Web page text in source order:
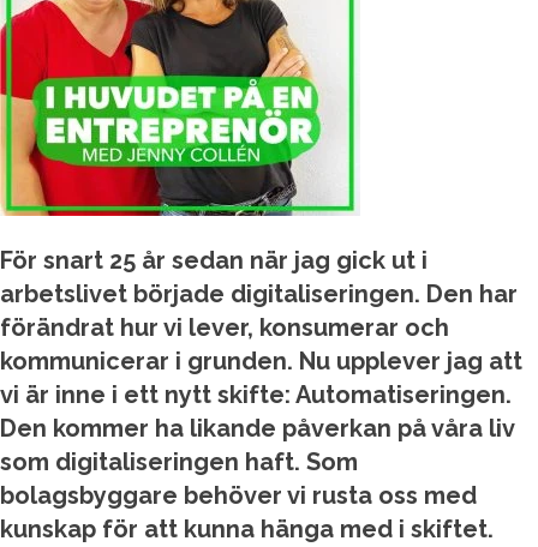
För snart 25 år sedan när jag gick ut i
arbetslivet började digitaliseringen. Den har
förändrat hur vi lever, konsumerar och
kommunicerar i grunden. Nu upplever jag att
vi är inne i ett nytt skifte: Automatiseringen.
Den kommer ha likande påverkan på våra liv
som digitaliseringen haft. Som
bolagsbyggare behöver vi rusta oss med
kunskap för att kunna hänga med i skiftet.